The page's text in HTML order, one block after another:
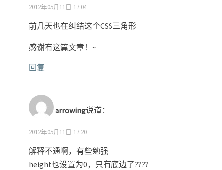
2012年05月11日 17:04
前几天也在纠结这个CSS三角形
感谢有这篇文章！~
回复
arrowing说道：
2012年05月11日 17:20
解释不通啊，有些勉强
height也设置为0，只有底边了????